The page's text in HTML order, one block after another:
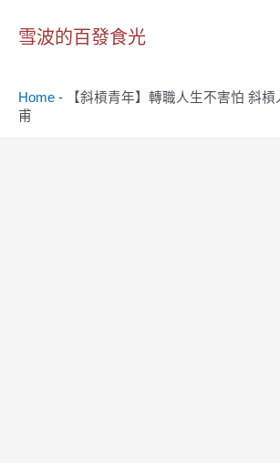
雪波的百發食光
Home -
【斜槓青年】轉職人生不害怕 斜
甫